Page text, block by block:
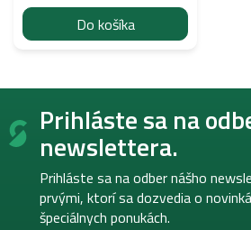
Do košíka
Z
Prihláste sa na
newslettera.
Prihláste sa na odber nášho
prvými, ktorí sa dozvedia o
špeciálnych ponukách.